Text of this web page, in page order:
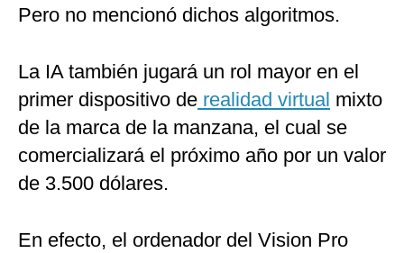
Pero no mencionó dichos algoritmos.
La IA también jugará un rol mayor en el
primer dispositivo de realidad virtual mixto
de la marca de la manzana, el cual se
comercializará el próximo año por un valor
de 3.500 dólares.
En efecto, el ordenador del Vision Pro